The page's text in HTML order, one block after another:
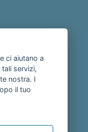
ci aiutano a
servizi,
nostra. I
il tuo